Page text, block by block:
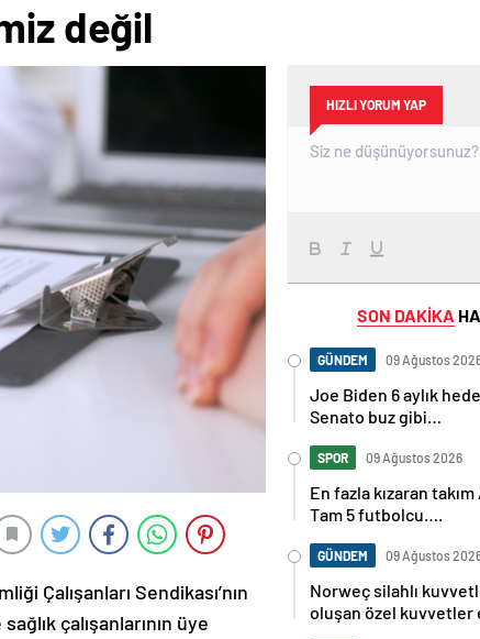
değil
Çalışanları Sendikası’nın
çalışanlarının üye
HIZLI YORUM YAP
SON DAKİKA
GÜNDEM 09 Ağustos
Joe Biden 6 aylık
Senato buz gibi…
SPOR 09 Ağustos 2026
En fazla kızaran
Tam 5 futbolcu….
GÜNDEM 09 Ağustos
Norweç silahlı
oluşan özel